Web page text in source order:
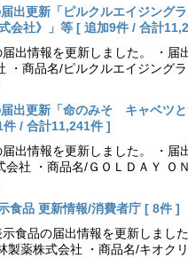
出更新「ピルクルエイジング
会社》」等 [ 追加9件 / 合計
出情報を更新しました。 ・届
・商品名/ピルクルエイジング
出更新「命のみそ キャベツ
/ 合計11,241件 ]
出情報を更新しました。 ・届
会社 ・商品名/ＧＯＬＤＡＹ Ｏ
食品 更新情報/消費者庁 [ 8件 ]
示食品の届出情報を更新しまし
製薬株式会社 ・商品名/キオク